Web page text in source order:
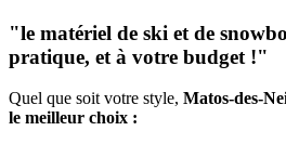
"le matériel de ski et de
pratique, et à votre budget !"
Quel que soit votre style, Matos-des-
le meilleur choix :